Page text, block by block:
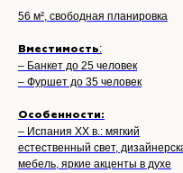
56 м², свободная планировка
Вместимость:
– Банкет до 25 человек
– Фуршет до 35 человек
Особенности:
– Испания XX в.: мягкий
естественный свет,
мебель, яркие акценты в духе